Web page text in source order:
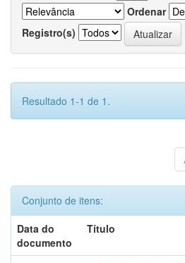
Ordenar
Registro(s)
Resultado 1-1 de 1.
Conjunto de itens:
Data do
documento
Título